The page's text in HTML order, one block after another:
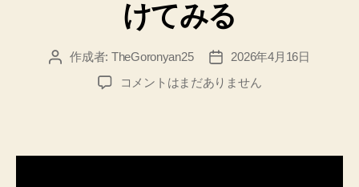
こ
と
けてみる
投 作成者: TheGoronyan25
投
稿
日
2026年4月16日
TheGoronyan25
に
コメントはまだありません